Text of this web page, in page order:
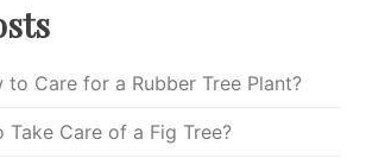
to Care for a Rubber Tree Plant?
Care of a Fig Tree?